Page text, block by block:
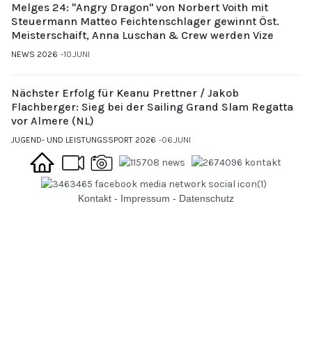
Melges 24: "Angry Dragon" von Norbert Voith mit
Steuermann Matteo Feichtenschlager gewinnt Öst.
Meisterschaift, Anna Luschan & Crew werden Vize
NEWS 2026 10.JUNI
Nächster Erfolg für Keanu Prettner / Jakob
Flachberger: Sieg bei der Sailing Grand Slam Regatta
vor Almere (NL)
JUGEND- UND LEISTUNGSSPORT 2026 06.JUNI
Kontakt - Impressum - Datenschutz